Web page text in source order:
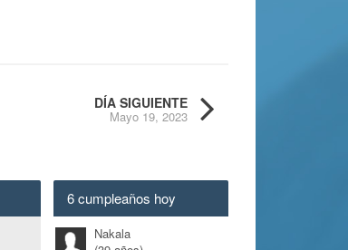
DÍA SIGUIENTE
Mayo 19, 2023
6 cumpleaños hoy
Nakala